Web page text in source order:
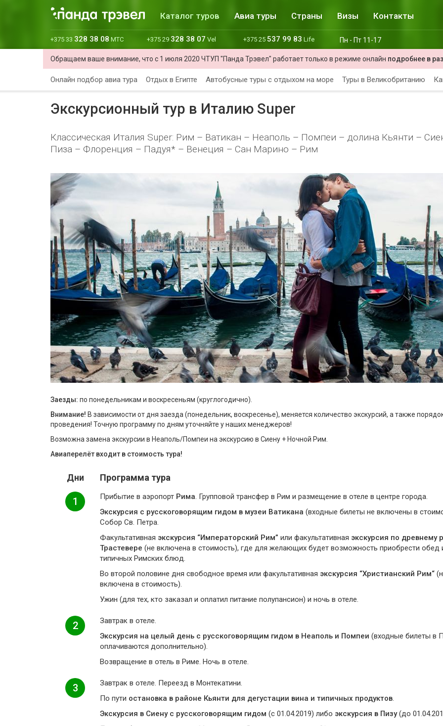
Каталог туров Авиа туры Страны Визы Контакты
+375 33 328 38 08 МТС +375 29 328 38 07 Vel +375 25 537 99 83 Life Пн - Пт 11-17
Обращаем ваше внимание, что с 1 июля 2020 ЧТУП "Панда Трэвел" работает только в режиме онлайн подробнее в
Онлайн подбор авиа тура Отдых в Египте Автобусные туры с отдыхом на море Туры в Великобританию
Экскурсионный тур в Италию Super
Классическая Италия Super: Рим – Ватикан – Неаполь – Помпеи – долина Кьянти –
Пиза – Флоренция – Падуя* – Венеция – Сан Марино – Рим
Заезды: по понедельникам и воскресеньям (круглогодично).
Внимание! В зависимости от дня заезда (понедельник, воскресенье), меняется количество экскурсий, а также
проведения! Точную программу по дням уточняйте у наших менеджеров!
Возможна замена экскурсии в Неаполь/Помпеи на экскурсию в Сиену + Ночной Рим.
Авиаперелёт входит в стоимость тура!
Дни Программа тура
1 Прибытие в аэропорт Рима. Групповой трансфер в Рим и размещение в отеле в центре города.
Экскурсия с русскоговорящим гидом в музеи Ватикана (входные билеты не включены в
Собор Св. Петра.
Факультативная экскурсия “Императорский Рим” или факультативная экскурсия по древнему
Трастевере (не включена в стоимость), где для желающих будет возможность приобрести обед
типичных Римских блюд.
Во второй половине дня свободное время или факультативная экскурсия “Христианский Рим“
включена в стоимость).
Ужин (для тех, кто заказал и оплатил питание полупансион) и ночь в отеле.
2
Завтрак в отеле.
Экскурсия на целый день с русскоговорящим гидом в Неаполь и Помпеи (входные билеты в
оплачиваются дополнительно).
Возвращение в отель в Риме. Ночь в отеле.
3
Завтрак в отеле. Переезд в Монтекатини.
По пути остановка в районе Кьянти для дегустации вина и типичных продуктов.
Экскурсия в Сиену с русскоговорящим гидом (с 01.04.2019) либо экскурсия в Пизу(до